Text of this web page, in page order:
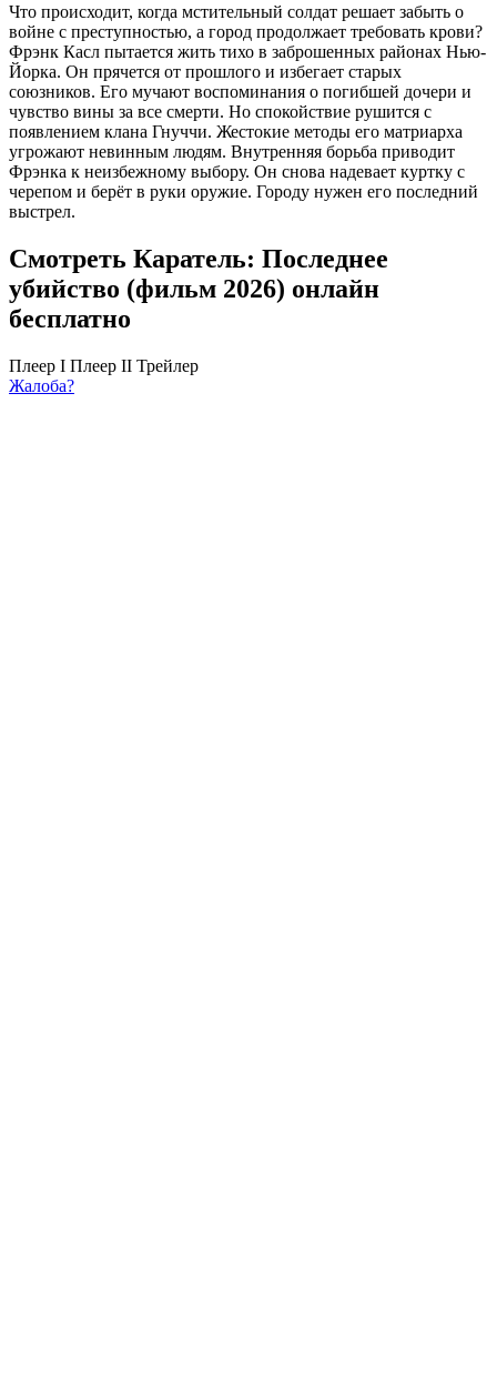
Что происходит, когда мстительный солдат решает забыть о
войне с преступностью, а город продолжает требовать крови?
Фрэнк Касл пытается жить тихо в заброшенных районах Нью-
Йорка. Он прячется от прошлого и избегает старых
союзников. Его мучают воспоминания о погибшей дочери и
чувство вины за все смерти. Но спокойствие рушится с
появлением клана Гнуччи. Жестокие методы его матриарха
угрожают невинным людям. Внутренняя борьба приводит
Фрэнка к неизбежному выбору. Он снова надевает куртку с
черепом и берёт в руки оружие. Городу нужен его последний
выстрел.
Смотреть Каратель: Последнее
убийство (фильм 2026) онлайн
бесплатно
Плеер I Плеер II Трейлер
Жалоба?